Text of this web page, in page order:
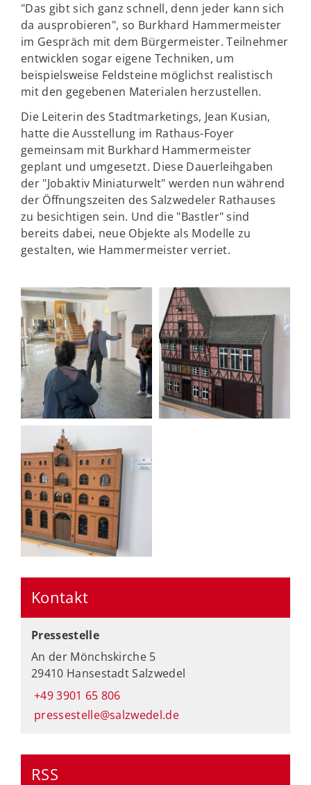
"Das gibt sich ganz schnell, denn jeder kann sich
da ausprobieren", so Burkhard Hammermeister
im Gespräch mit dem Bürgermeister. Teilnehmer
entwicklen sogar eigene Techniken, um
beispielsweise Feldsteine möglichst realistisch
mit den gegebenen Materialen herzustellen.
Die Leiterin des Stadtmarketings, Jean Kusian,
hatte die Ausstellung im Rathaus-Foyer
gemeinsam mit Burkhard Hammermeister
geplant und umgesetzt. Diese Dauerleihgaben
der "Jobaktiv Miniaturwelt" werden nun während
der Öffnungszeiten des Salzwedeler Rathauses
zu besichtigen sein. Und die "Bastler" sind
bereits dabei, neue Objekte als Modelle zu
gestalten, wie Hammermeister verriet.
Kontakt
Pressestelle
An der Mönchskirche 5
29410 Hansestadt Salzwedel
+49 3901 65 806
pressestelle@salzwedel.de
RSS